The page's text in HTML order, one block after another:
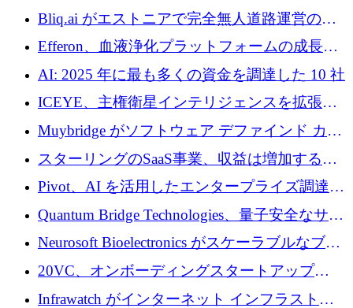
らの投資でシリーズ B を拡大
Bliq.ai がエストニアで完全無人道路運営の承
認を獲得
Efferon、血液浄化プラットフォームの成長に
250万ユーロを確保
AI: 2025 年に最も多くの資金を調達した 10 社
ICEYE、主権衛星インテリジェンスを拡張す
るために 3 億ユーロの信用枠を確保
Muybridge がソフトウェア デファインド カメ
ラ テクノロジーを拡張するためにシリーズ A
で 1,600 万ドルを調達
スターリングのSaaS事業、収益は増加するも
グループ利益は減少
Pivot、AI を活用したエンタープライズ調達プ
ラットフォームを拡大するために 4,000 万ド
ルを調達
Quantum Bridge Technologies、量子安全なサイ
バーセキュリティ インフラストラクチャの拡
Neurosoft Bioelectronics がスケーラブルなブレ
イン コンピューター インターフェイスのため
に 750 万ドルを調達
20VC、オンボーディングスタートアップ
Prelude へのシリーズ A 投資で 2,000 万ドルを
Infrawatch がインターネット インフラストラ